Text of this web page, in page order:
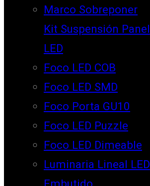
Marco Sobreponer
Kit Suspensión Panel
LED
Foco LED COB
Foco LED SMD
Foco Porta GU10
Foco LED Puzzle
Foco LED Dimeable
Luminaria Lineal LED
Embutido